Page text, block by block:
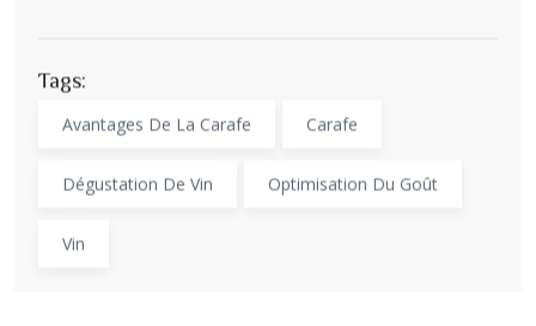
Tags:
Avantages De La Carafe Carafe
Dégustation De Vin Optimisation Du Goût
Vin